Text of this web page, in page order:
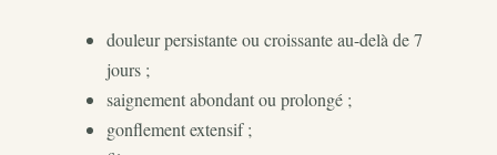
douleur persistante ou croissante au-delà de 7
jours ;
saignement abondant ou prolongé ;
gonflement extensif ;